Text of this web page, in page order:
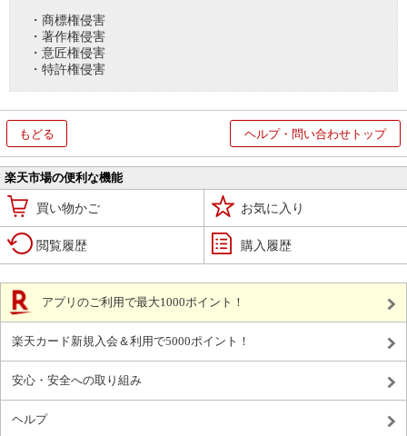
・商標権侵害
・著作権侵害
・意匠権侵害
・特許権侵害
もどる ヘルプ・問い合わせトップ
楽天市場の便利な機能
買い物かご お気に入り
閲覧履歴 購入履歴
アプリのご利用で最大1000ポイント！
楽天カード新規入会＆利用で5000ポイント！
安心・安全への取り組み
ヘルプ